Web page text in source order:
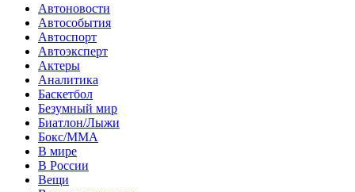
Автоновости
Автособытия
Автоспорт
Автоэксперт
Актеры
Аналитика
Баскетбол
Безумный мир
Биатлон/Лыжи
Бокс/MMA
В мире
В России
Вещи